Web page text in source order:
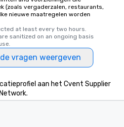
high standards to
delight any palate. Tours Available
from Day to Night
group experience,
key. Whether you
business hours or
after work, we can
needs. Go for as Long or as Short as
You Like Along with
(zoals vergaderzalen, restaurants,
nieuwe maatregelen worden
at least every two hours.
sanitized on an ongoing basis
vragen weergeven
aan het Cvent Supplier
Network.